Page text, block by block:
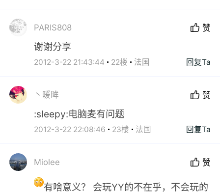
PARIS808 赞
谢谢分享
2012-3-22 21:43:44 22楼 法国 回复Ta
丶暖眸 赞
:sleepy:电脑麦有问题
2012-3-22 22:08:46 23楼 法国 回复Ta
Miolee 赞
有啥意义？ 会玩YY的不在乎，不会玩的